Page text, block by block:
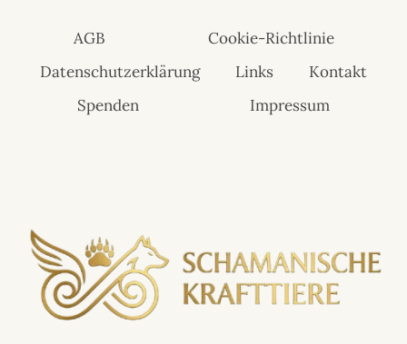
AGB
Cookie-Richtlinie
Datenschutzerklärung
Links
Kontakt
Spenden
Impressum